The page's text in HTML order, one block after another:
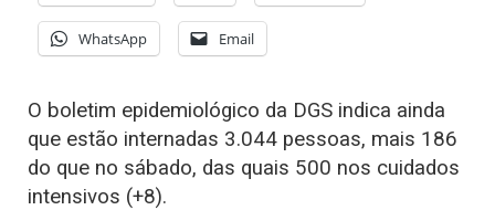
WhatsApp Email
O boletim epidemiológico da DGS indica ainda
que estão internadas 3.044 pessoas, mais 186
do que no sábado, das quais 500 nos cuidados
intensivos (+8).